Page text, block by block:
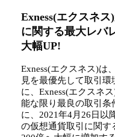
Exness(エクスネス
に関する最大レバ
大幅UP!
Exness(エクスネス)は
見を最優先して取引
に、Exness(エクスネ
能な限り最良の取引条
に、2021年4月26日以
の仮想通貨取引に関す